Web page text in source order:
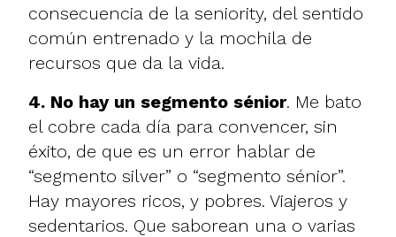
consecuencia de la seniority, del sentido
común entrenado y la mochila de
recursos que da la vida.
4. No hay un segmento sénior. Me bato
el cobre cada día para convencer, sin
éxito, de que es un error hablar de
“segmento silver” o “segmento sénior”.
Hay mayores ricos, y pobres. Viajeros y
sedentarios. Que saborean una o varias